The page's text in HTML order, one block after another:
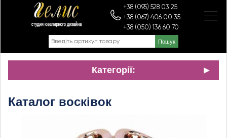
+38 (095) 528 03 25
+38 (067) 406 00 35
+38 (050) 136 60 70
Категорії:
Каталог восківок